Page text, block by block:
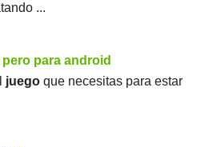
...
para android
juego que necesitas para estar